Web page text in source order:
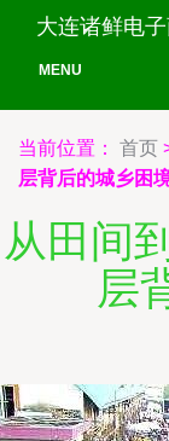
大连诸鲜电
MENU
当前位置： 首页
层背后的城乡困
从田间
层